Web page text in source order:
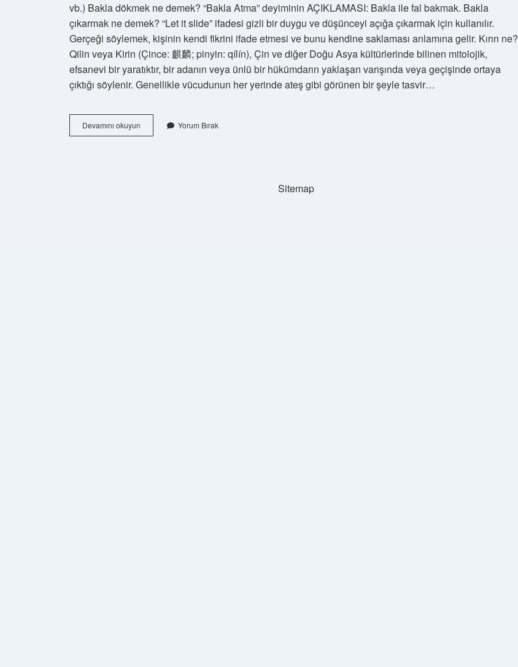
vb.) Bakla dökmek ne demek? “Bakla Atma” deyiminin AÇIKLAMASI: Bakla ile fal bakmak. Bakla
çıkarmak ne demek? “Let it slide” ifadesi gizli bir duygu ve düşünceyi açığa çıkarmak için kullanılır.
Gerçeği söylemek, kişinin kendi fikrini ifade etmesi ve bunu kendine saklaması anlamına gelir. Kırın ne?
Qilin veya Kirin (Çince: 麒麟; pinyin: qílín), Çin ve diğer Doğu Asya kültürlerinde bilinen mitolojik,
efsanevi bir yaratıktır, bir adanın veya ünlü bir hükümdarın yaklaşan varışında veya geçişinde ortaya
çıktığı söylenir. Genellikle vücudunun her yerinde ateş gibi görünen bir şeyle tasvir…
Devamını okuyun
Kırı
Yorum Bırak
Sitemap